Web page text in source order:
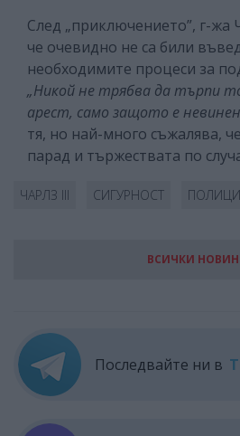
След „приключението”, г-жа
че очевидно не са били
необходимите процеси за
„Никой не трябва да търпи
арест, само защото е
тя, но най-много съжалява,
парад и тържествата по
ЧАРЛЗ III СИГУРНОСТ
ВСИЧКИ
Последвайте ни в